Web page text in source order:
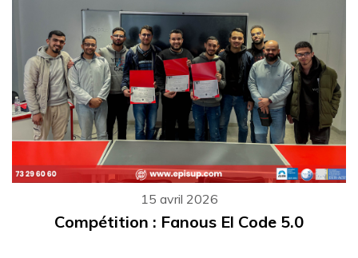
15 avril 2026
Compétition : Fanous El Code 5.0